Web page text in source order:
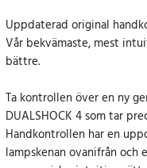
Uppdaterad original
Vår bekvämaste, mest
bättre.
Ta kontrollen över en ny
DUALSHOCK 4 som tar
Handkontrollen har en
lampskenan ovanifrån